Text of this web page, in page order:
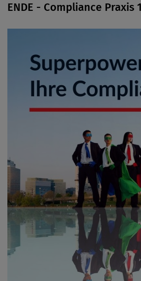
ENDE - Compliance Praxis